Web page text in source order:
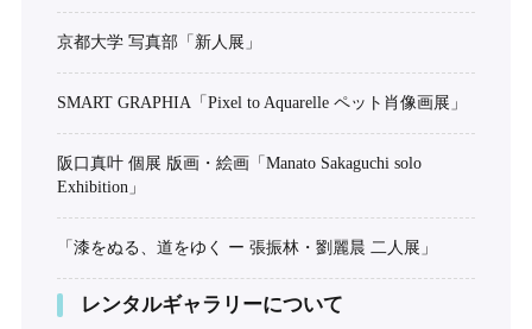
京都大学 写真部「新人展」
SMART GRAPHIA「Pixel to Aquarelle ペット肖像画展」
阪口真叶 個展 版画・絵画「Manato Sakaguchi solo
Exhibition」
「漆をぬる、道をゆく ー 張振林・劉麗晨 二人展」
レンタルギャラリーについて